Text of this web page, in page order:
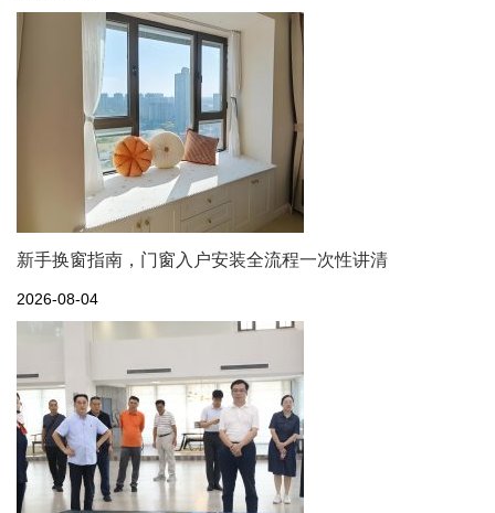
新手换窗指南，门窗入户安装全流程一次性讲清
2026-08-04